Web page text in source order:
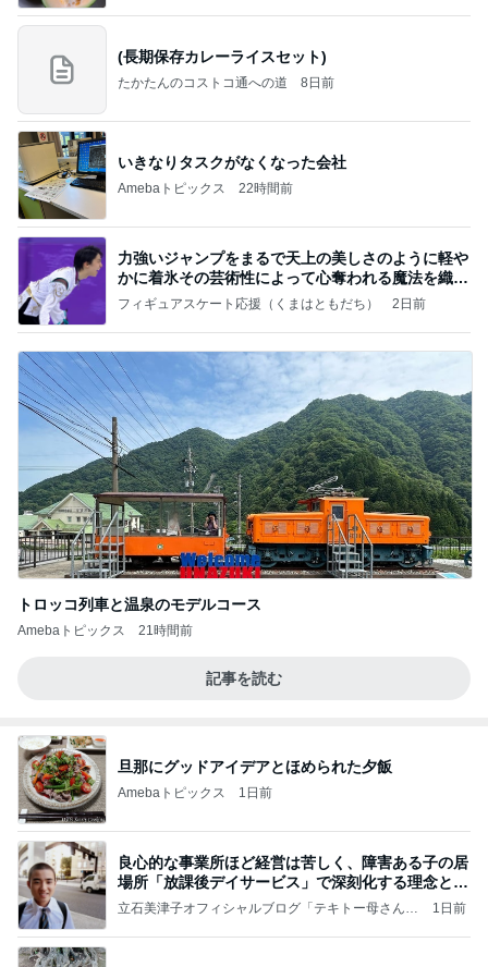
(長期保存カレーライスセット)
たかたんのコストコ通への道 8日前
いきなりタスクがなくなった会社
Amebaトピックス 22時間前
力強いジャンプをまるで天上の美しさのように軽や
かに着氷その芸術性によって心奪われる魔法を織り
なす
フィギュアスケート応援（くまはともだち） 2日前
トロッコ列車と温泉のモデルコース
Amebaトピックス 21時間前
記事を読む
旦那にグッドアイデアとほめられた夕飯
Amebaトピックス 1日前
良心的な事業所ほど経営は苦しく、障害ある子の居
場所「放課後デイサービス」で深刻化する理念と現
実の
立石美津子オフィシャルブログ「テキトー母さんの
1日前